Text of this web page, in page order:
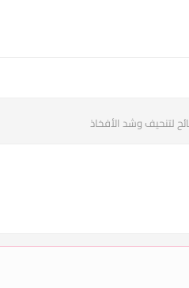
لتنحيف وشد الأفخاذ